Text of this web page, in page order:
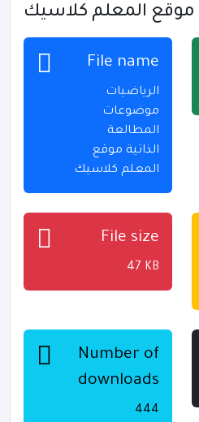
File name
الرياضيات
موضوعات
المطالعة
الذاتية موقع
المعلم كلاسيك
File size
47 KB
Number of
downloads
444